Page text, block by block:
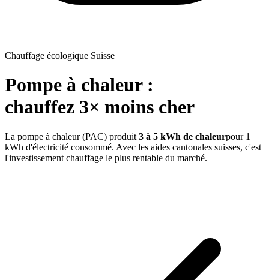
Chauffage écologique Suisse
Pompe à chaleur :
chauffez 3× moins cher
La pompe à chaleur (PAC) produit 3 à 5 kWh de chaleurpour 1
kWh d'électricité consommé. Avec les aides cantonales suisses, c'est
l'investissement chauffage le plus rentable du marché.